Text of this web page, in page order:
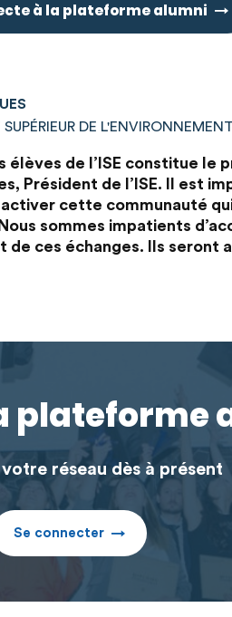
à la plateforme alumni
DE L'ENVIRONNEMENT
élèves de l’ISE constitue
Président de l’ISE. Il est
cette communauté
sommes impatients
de ces échanges. Ils seront
plateforme
réseau dès à présent
Se connecter